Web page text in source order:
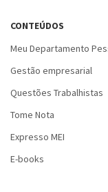
CONTEÚDOS
Meu Departamento
Gestão empresarial
Questões Trabalhistas
Tome Nota
Expresso MEI
E-books